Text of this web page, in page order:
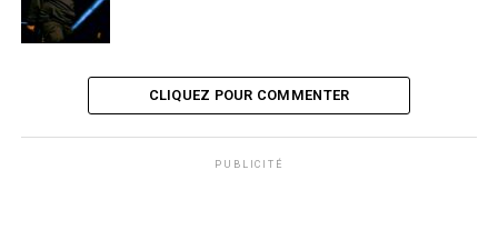
CLIQUEZ POUR COMMENTER
PUBLICITÉ